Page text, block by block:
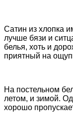
Сатин из хлопка
лучше бязи и
белья, хоть и
приятный на
На постельном
летом, и зимой.
хорошо